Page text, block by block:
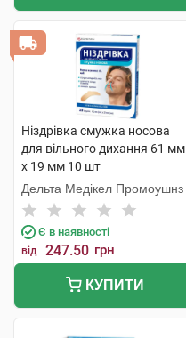
Ніздрівка смужка носова
для вільного дихання 61 мм
х 19 мм 10 шт
Дельта Медікел Промоушнз
Є в наявності
від 247.50 грн
КУПИТИ